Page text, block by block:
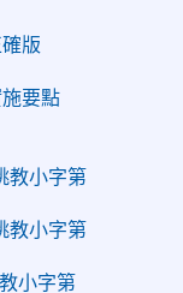
版
要點
教小字第
教小字第
小字第